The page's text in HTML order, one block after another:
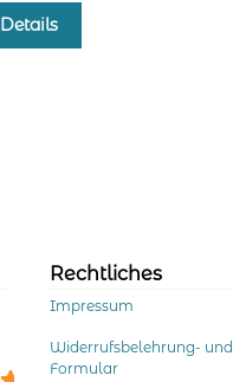
Details
der
Produktseite
gewählt
werden
Rechtliches
Impressum
Widerrufsbelehrung- und
Formular